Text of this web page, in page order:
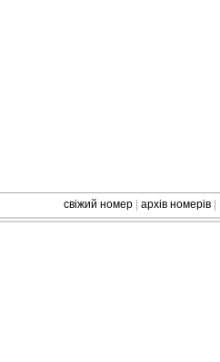
свіжий номер архів номерів